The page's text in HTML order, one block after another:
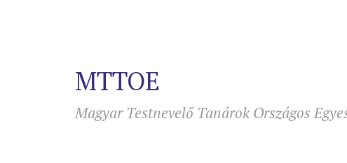
MTTOE
Magyar Testnevelő Tanárok Országos